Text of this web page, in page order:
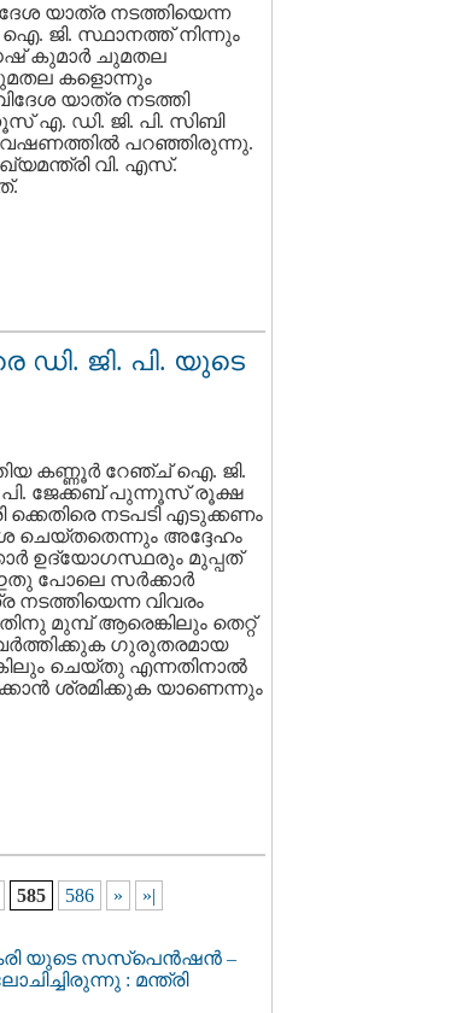
യാത്ര നടത്തിയെന്ന
ജി. സ്ഥാനത്ത്‌ നിന്നും
കുമാര്‍ ചുമതല
കളൊന്നും
യാത്ര നടത്തി
എ. ഡി. ജി. പി. സിബി
പറഞ്ഞിരുന്നു.
വി. എസ്.
ഡി. ജി. പി. യുടെ
കണ്ണൂര്‍ റേഞ്ച് ഐ. ജി.
പി. ജേക്കബ്‌ പുന്നൂസ്‌ രൂക്ഷ
ക്കെതിരെ നടപടി എടുക്കണം
ചെയ്തതെന്നും അദ്ദേഹം
ഉദ്യോഗസ്ഥരും മുപ്പത്‌
പോലെ സര്‍ക്കാര്‍
വിവരം
മുമ്പ്‌ ആരെങ്കിലും തെറ്റ്
ഗുരുതരമായ
ചെയ്തു എന്നതിനാല്‍
ശ്രമിക്കുക യാണെന്നും
585 586 » »|
യുടെ സസ്പെന്‍ഷന്‍ –
: മന്ത്രി